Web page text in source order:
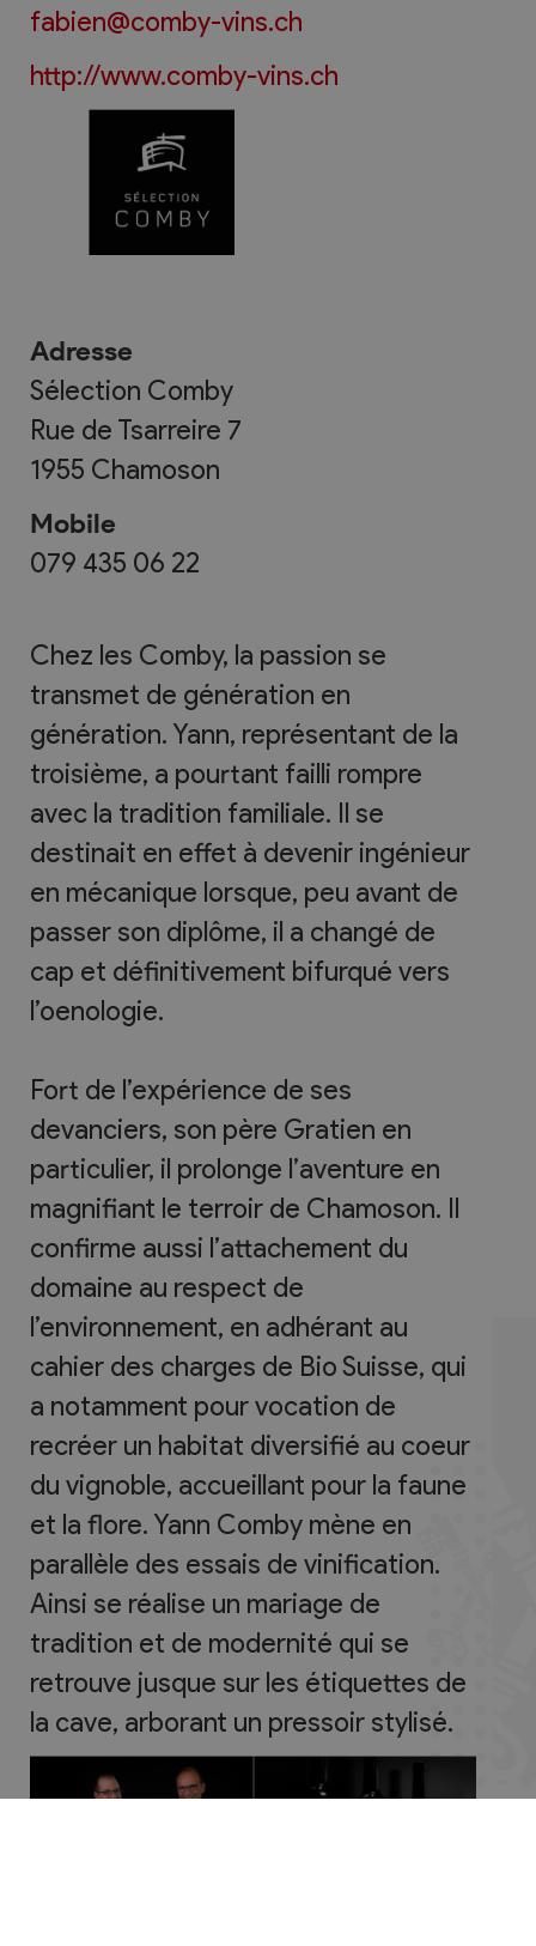
fabien@comby-vins.ch
http://www.comby-vins.ch
Adresse
Sélection Comby
Rue de Tsarreire 7
1955 Chamoson
Mobile
079 435 06 22
Chez les Comby, la passion se
transmet de génération en
génération. Yann, représentant de la
troisième, a pourtant failli rompre
avec la tradition familiale. Il se
destinait en effet à devenir ingénieur
en mécanique lorsque, peu avant de
passer son diplôme, il a changé de
cap et définitivement bifurqué vers
l’oenologie.
Fort de l’expérience de ses
devanciers, son père Gratien en
particulier, il prolonge l’aventure en
magnifiant le terroir de Chamoson. Il
confirme aussi l’attachement du
domaine au respect de
l’environnement, en adhérant au
cahier des charges de Bio Suisse, qui
a notamment pour vocation de
recréer un habitat diversifié au coeur
du vignoble, accueillant pour la faune
et la flore. Yann Comby mène en
parallèle des essais de vinification.
Ainsi se réalise un mariage de
tradition et de modernité qui se
retrouve jusque sur les étiquettes de
la cave, arborant un pressoir stylisé.